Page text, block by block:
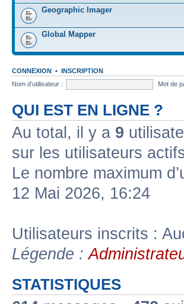
Geographic Imager
Global Mapper
CONNEXION • INSCRIPTION
Nom d’utilisateur :
Mot de
QUI EST EN LIGNE ?
Au total, il y a 9
sur les utilisateurs
Le nombre maximum
12 Mai 2026, 16:24
Utilisateurs inscrits :
Légende :
STATISTIQUES